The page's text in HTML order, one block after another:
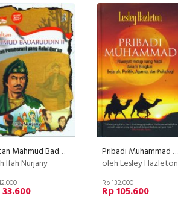
Sultan Mahmud Badaruddin II: Sultan Pemberani yang Hafal Quran
Ifah Nurjany
Pribadi Muhammad - Hard Cover
oleh Lesley Hazleton
Rp 132.000
Rp 105.600